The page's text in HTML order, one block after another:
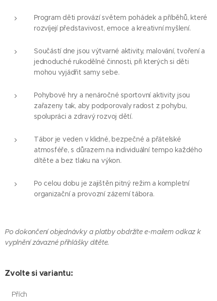
Program děti provází světem pohádek a příběhů, které
rozvíjejí představivost, emoce a kreativní myšlení.
Součástí dne jsou výtvarné aktivity, malování, tvoření a
jednoduché rukodělné činnosti, při kterých si děti
mohou vyjádřit samy sebe.
Pohybové hry a nenáročné sportovní aktivity jsou
zařazeny tak, aby podporovaly radost z pohybu,
spolupráci a zdravý rozvoj dětí.
Tábor je veden v klidné, bezpečné a přátelské
atmosféře, s důrazem na individuální tempo každého
dítěte a bez tlaku na výkon.
Po celou dobu je zajištěn pitný režim a kompletní
organizační a provozní zázemí tábora.
Po dokončení objednávky a platby obdržíte e-mailem odkaz k
vyplnění závazné přihlášky dítěte.
Zvolte si variantu:
Přích